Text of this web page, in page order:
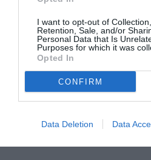
I want to opt-out of
Retention, Sale, and/or
Personal Data that Is
Purposes for which it was
Opted In
CONFIRM
Data Deletion Data
καθημερινότητα των πολιτών,
και μετρήσιμο αποτέλεσμα».
Τον περιφερειάρχη
αντιπεριφερειάρχες Στάθης
Οικονομάκου, Ανδρέας
Αδαμόπουλος, καθώς και ο
σύμβουλος Αναστάσιος